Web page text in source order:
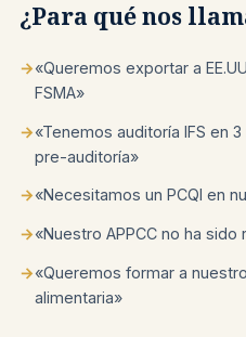
¿Para qué nos
→«Queremos exportar a
FSMA»
→«Tenemos auditoría IFS en
pre-auditoría»
→«Necesitamos un PCQI en
→«Nuestro APPCC no ha
→«Queremos formar a
alimentaria»